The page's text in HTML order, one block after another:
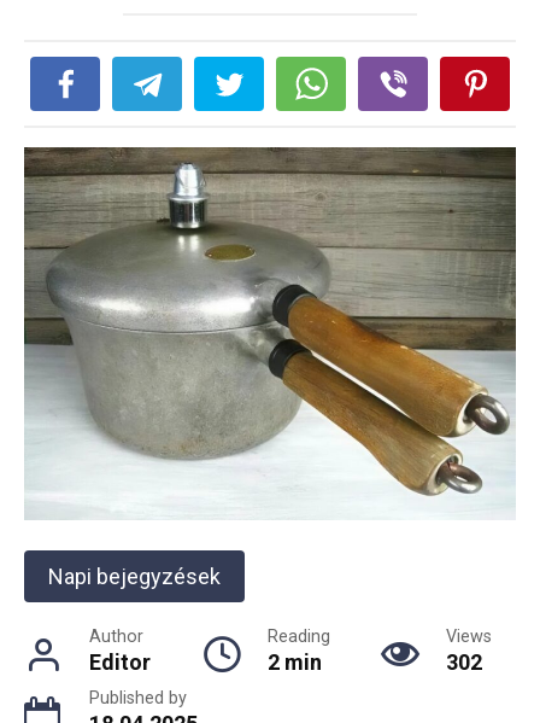
Napi bejegyzések
Author
Editor
Reading
2 min
Views
302
Published by